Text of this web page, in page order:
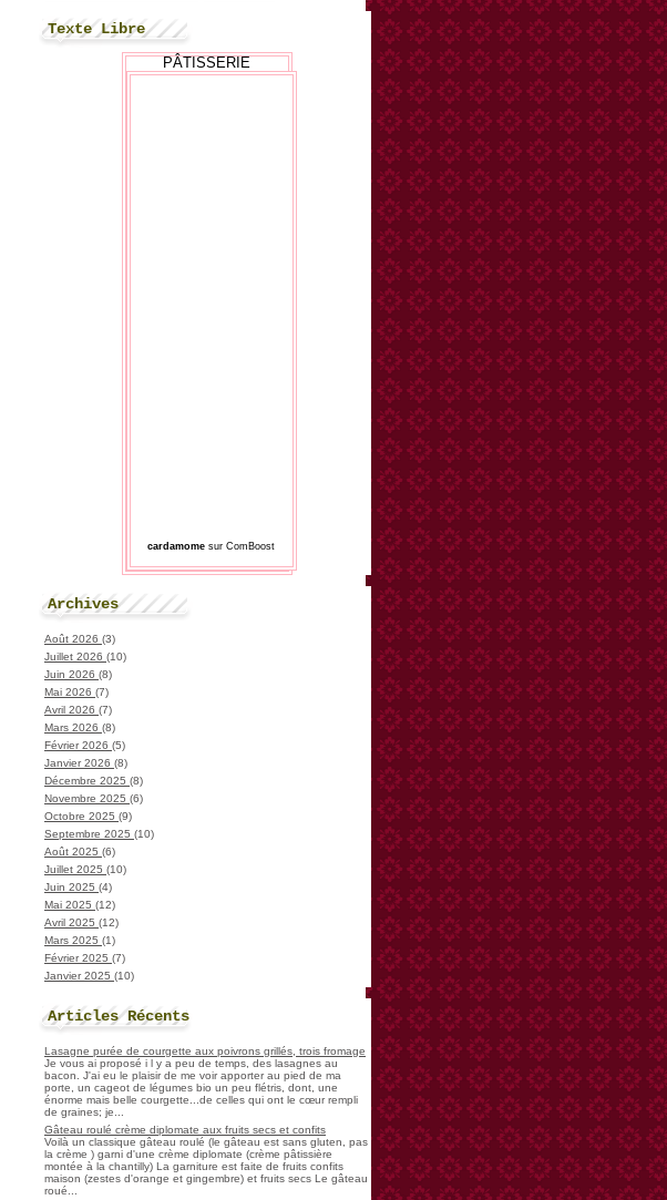
Texte Libre
PÂTISSERIE
cardamome sur ComBoost
Archives
Août 2026 (3)
Juillet 2026 (10)
Juin 2026 (8)
Mai 2026 (7)
Avril 2026 (7)
Mars 2026 (8)
Février 2026 (5)
Janvier 2026 (8)
Décembre 2025 (8)
Novembre 2025 (6)
Octobre 2025 (9)
Septembre 2025 (10)
Août 2025 (6)
Juillet 2025 (10)
Juin 2025 (4)
Mai 2025 (12)
Avril 2025 (12)
Mars 2025 (1)
Février 2025 (7)
Janvier 2025 (10)
Articles Récents
Lasagne purée de courgette aux poivrons grillés, trois fromage
Je vous ai proposé i l y a peu de temps, des lasagnes au
bacon. J'ai eu le plaisir de me voir apporter au pied de ma
porte, un cageot de légumes bio un peu flétris, dont, une
énorme mais belle courgette...de celles qui ont le cœur rempli
de graines; je...
Gâteau roulé crème diplomate aux fruits secs et confits
Voilà un classique gâteau roulé (le gâteau est sans gluten, pas
la crème ) garni d'une crème diplomate (crème pâtissière
montée à la chantilly) La garniture est faite de fruits confits
maison (zestes d'orange et gingembre) et fruits secs Le gâteau
roué...